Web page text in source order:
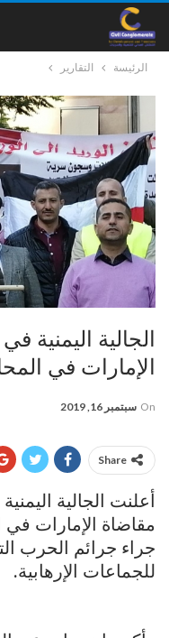
الرئيسة التقارير
الجالية
الإمارات في
On سبتمبر 16, 2019
Share
أعلنت الجالية
مقاضاة الإمارات في
جراء جرائم الحرب
للجماعات الإرهابية.